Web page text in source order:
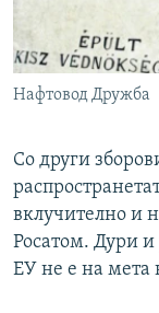
Нафтовод Дружба
Со други
вклучително и
Росатом. Дури и
ЕУ не е на мета